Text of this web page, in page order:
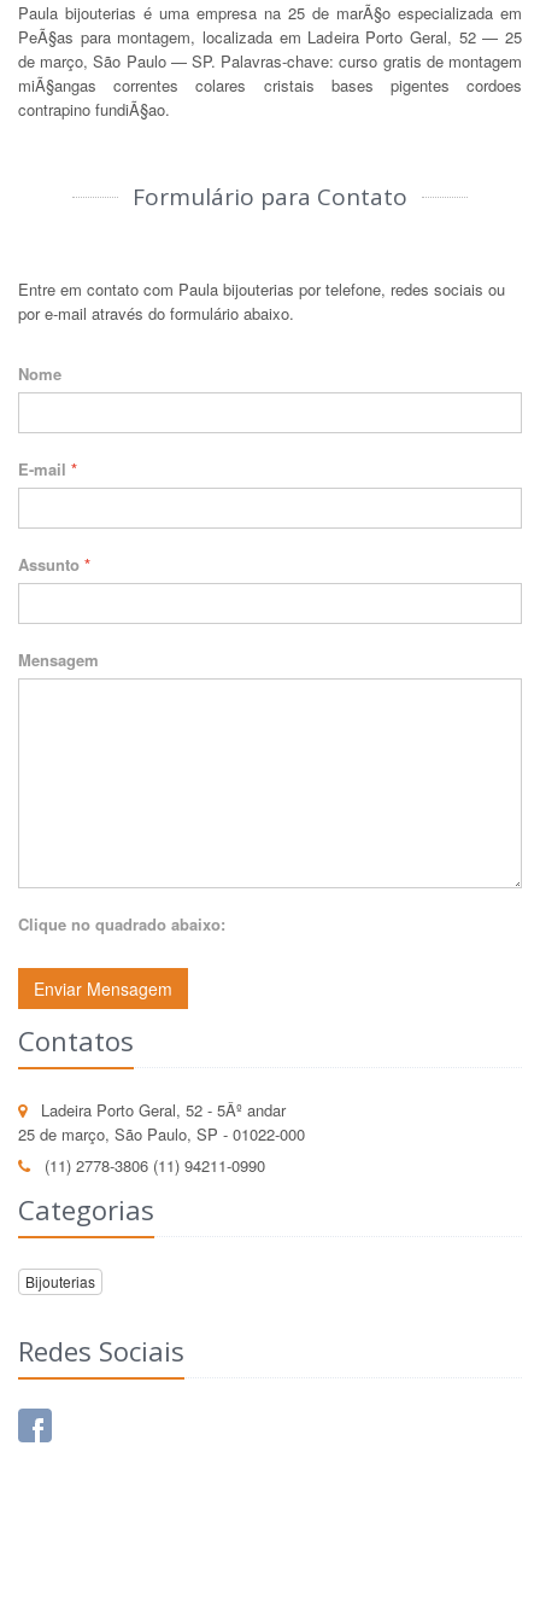
Paula bijouterias é uma empresa na 25 de marÃ§o especializada em
PeÃ§as para montagem, localizada em Ladeira Porto Geral, 52 — 25
de março, São Paulo — SP. Palavras-chave: curso gratis de montagem
miÃ§angas correntes colares cristais bases pigentes cordoes
contrapino fundiÃ§ao.
Formulário para Contato
Entre em contato com Paula bijouterias por telefone, redes sociais ou
por e-mail através do formulário abaixo.
Nome
E-mail *
Assunto *
Mensagem
Clique no quadrado abaixo:
Enviar Mensagem
Contatos
Ladeira Porto Geral, 52 - 5Âº andar
25 de março, São Paulo, SP - 01022-000
(11) 2778-3806 (11) 94211-0990
Categorias
Bijouterias
Redes Sociais